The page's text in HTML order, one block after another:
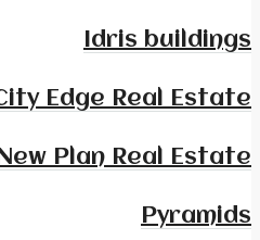
Idris buildings
Edge Real Estate
New Plan Real Estate
Pyramids